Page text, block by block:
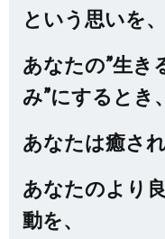
という思いを、
あなたの”生き
み”にするとき、
あなたは癒され
あなたのより
動を、